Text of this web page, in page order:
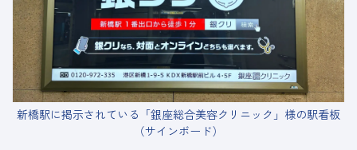
新橋駅に掲示されている「銀座総合美容クリニック」様の駅看板
（サインボード）